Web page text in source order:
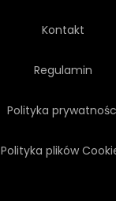
Kontakt
Regulamin
Polityka
Polityka plików